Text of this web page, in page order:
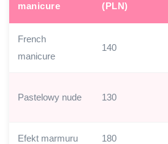
manicure
(PLN)
French
manicure
140
Pastelowy nude 130
Efekt marmuru 180